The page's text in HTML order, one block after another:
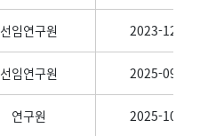
선임연구원 2023-12-01
선임연구원 2025-09-01
연구원 2025-10-01